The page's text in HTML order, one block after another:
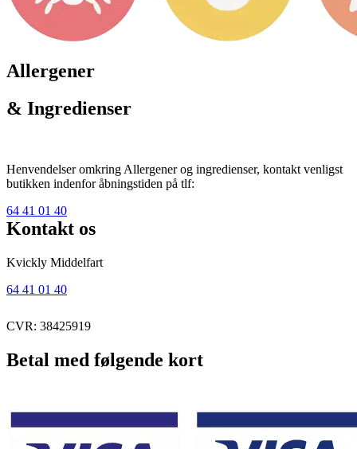
Allergener
& Ingredienser
Henvendelser omkring Allergener og ingredienser, kontakt venligst
butikken indenfor åbningstiden på tlf:
64 41 01 40
Kontakt os
Kvickly Middelfart
64 41 01 40
CVR: 38425919
Betal med følgende kort